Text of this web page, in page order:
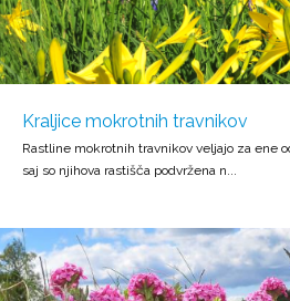
Kraljice mokrotnih travnikov
Rastline mokrotnih travnikov veljajo za ene
saj so njihova rastišča podvržena n...